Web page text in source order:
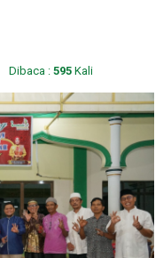
Dibaca : 595 Kali